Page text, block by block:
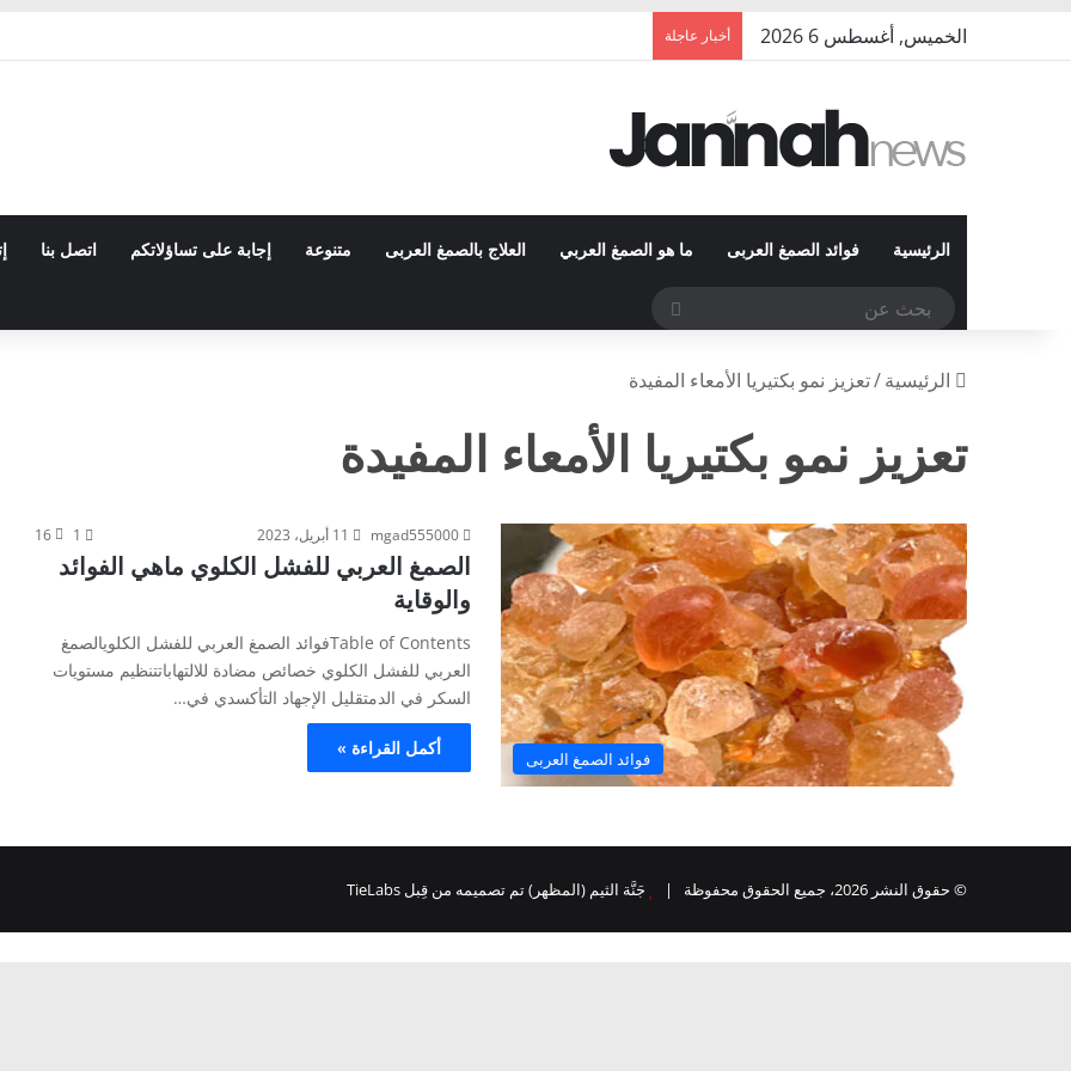
الخميس, أغسطس 6 2026 أخبار عاجلة
الرئيسية فوائد الصمغ العربى ما هو الصمغ العربي العلاج بالصمغ العربى متنوعة إجابة على تساؤلاتكم اتصل بنا
الرئيسية/تعزيز نمو بكتيريا الأمعاء المفيدة
تعزيز نمو بكتيريا الأمعاء المفيدة
فوائد الصمغ العربى
mgad555000 11 أبريل، 2023 1
16
الصمغ العربي للفشل الكلوي ماهي الفوائد
والوقاية
Table of Contentsفوائد الصمغ العربي للفشل الكلويالصمغ
العربي للفشل الكلوي خصائص مضادة للالتهاباتتنظيم مستويات
السكر في الدمتقليل الإجهاد التأكسدي في…
أكمل القراءة »
© حقوق النشر 2026، جميع الحقوق محفوظة | جَنَّة الثيم (المظهر) تم تصميمه من قِبل TieLabs